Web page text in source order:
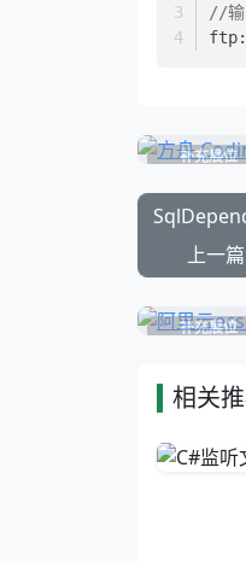
//输
ftp:
补充展位
上一篇
补充展位
相关